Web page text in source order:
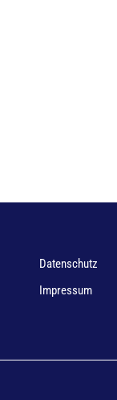
Datenschutz
Impressum